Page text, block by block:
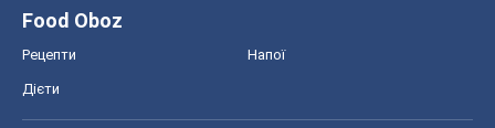
Food Oboz
Рецепти Напої
Дієти